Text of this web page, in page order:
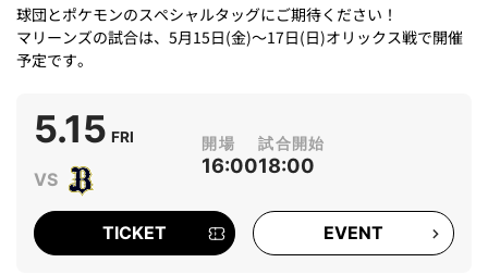
球団とポケモンのスペシャルタッグにご期待ください！
マリーンズの試合は、5月15日(金)～17日(日)オリックス戦で開催
予定です。
5.15 FRI
16:0018:00
TICKET EVENT